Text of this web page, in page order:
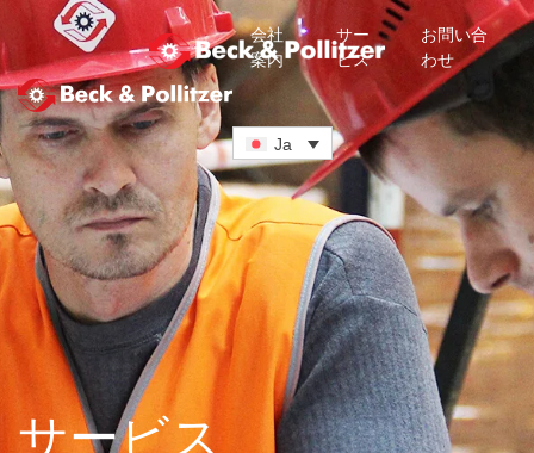
メインコンテンツへスキップ
会社
案内
サー
ビス
お問い合
わせ
Ja
サービス